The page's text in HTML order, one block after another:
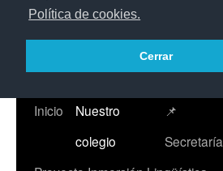
Política de cookies.
Cerrar
Saltar
Inicio
Nuestro
colegio
📌
Secretaría